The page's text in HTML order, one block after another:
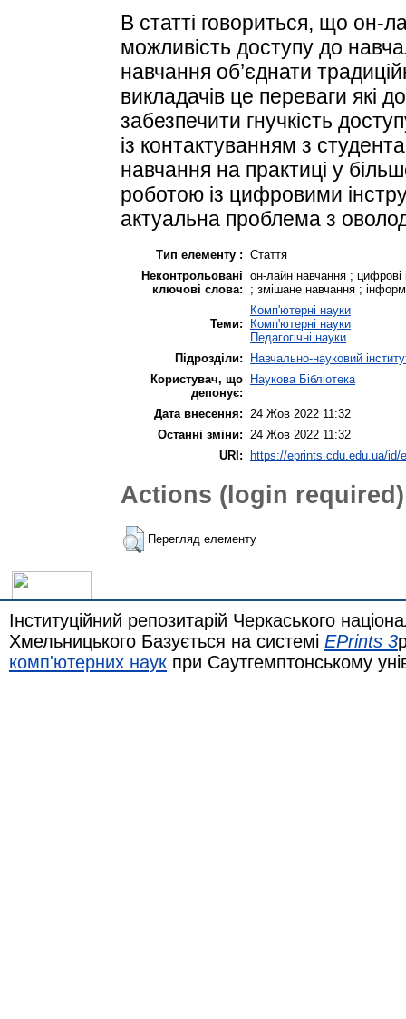
В статті говориться, що он-
можливість доступу до
навчання об’єднати
викладачів це переваги які
забезпечити гнучкість
із контактуванням з
навчання на практиці у
роботою із цифровими
актуальна проблема з
Тип елементу : Стаття
Неконтрольовані
ключові слова:
он-лайн навчання ; цифрові
; змішане навчання ;
Теми:
Комп'ютерні науки
Комп'ютерні науки
Педагогічні науки
Підрозділи:
Навчально-науковий
Користувач, що
депонує:
Наукова Бібліотека
Дата внесення:
24 Жов 2022 11:32
Останні зміни:
24 Жов 2022 11:32
URI: https://eprints.cdu.edu.ua/id/
Actions (login required)
Перегляд елементу
Інституційний репозитарій Черкаського
Хмельницького Базується на системі EPrints 3
комп'ютерних наук при Саутгемптонському